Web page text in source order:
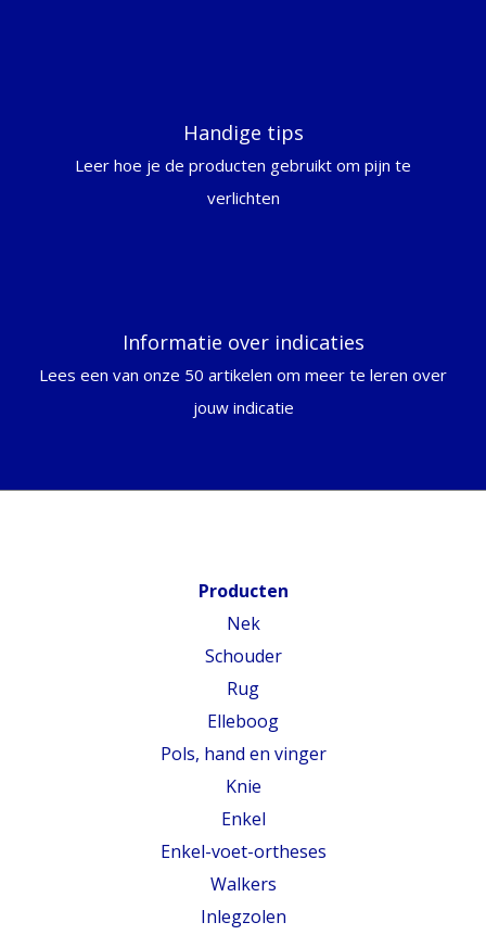
Handige tips
Leer hoe je de producten gebruikt om pijn te
verlichten
Informatie over indicaties
Lees een van onze 50 artikelen om meer te leren over
jouw indicatie
Producten
Nek
Schouder
Rug
Elleboog
Pols, hand en vinger
Knie
Enkel
Enkel-voet-ortheses
Walkers
Inlegzolen